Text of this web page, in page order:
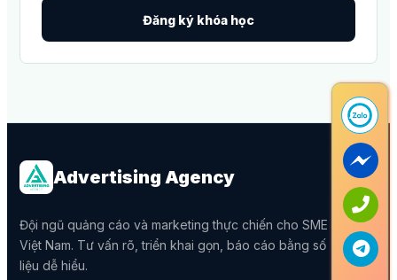
Đăng ký khóa học
Advertising Agency
Đội ngũ quảng cáo và marketing thực chiến cho SME
Việt Nam. Tư vấn rõ, triển khai gọn, báo cáo bằng số
liệu dễ hiểu.